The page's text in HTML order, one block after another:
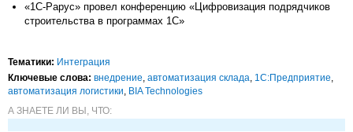
«1С-Рарус» провел конференцию «Цифровизация подрядчиков
строительства в программах 1С»
Тематики: Интеграция
Ключевые слова: внедрение, автоматизация склада, 1С:Предприятие,
автоматизация логистики, BIA Technologies
А ЗНАЕТЕ ЛИ ВЫ, ЧТО: